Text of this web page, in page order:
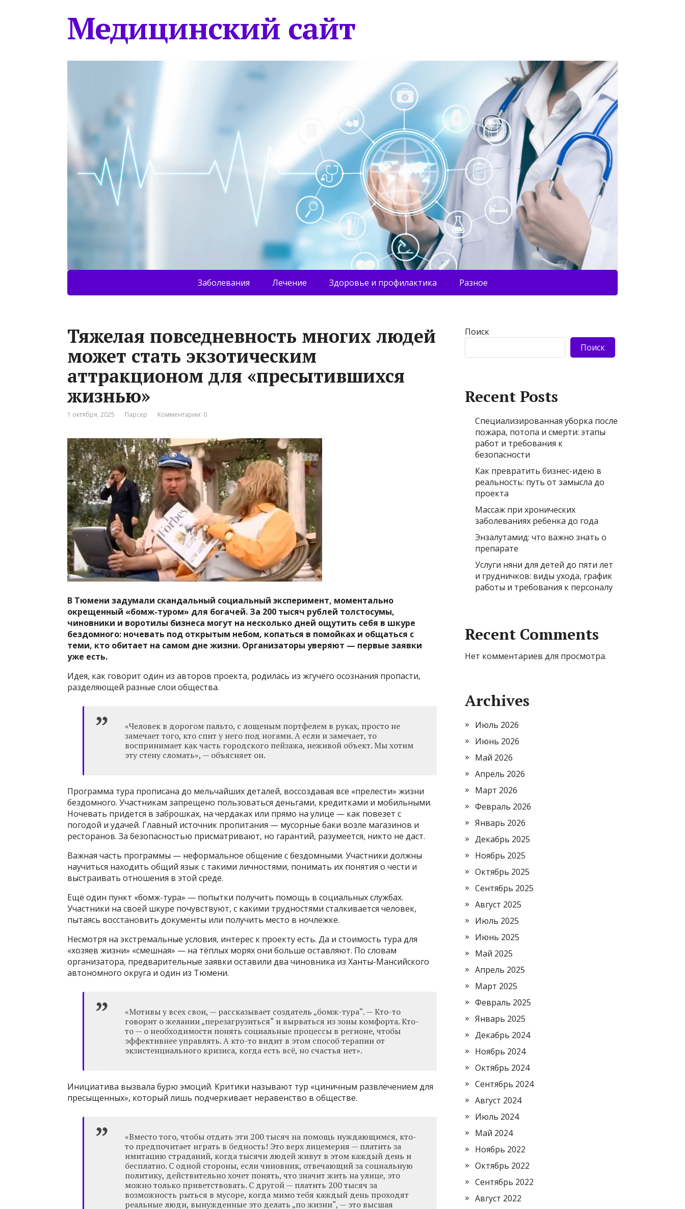
Медицинский сайт
Заболевания Лечение Здоровье и профилактика Разное
Тяжелая повседневность многих людей
может стать экзотическим
аттракционом для «пресытившихся
жизнью»
1 октября, 2025 Парсер Комментарии: 0
В Тюмени задумали скандальный социальный эксперимент, моментально
окрещенный «бомж-туром» для богачей. За 200 тысяч рублей толстосумы,
чиновники и воротилы бизнеса могут на несколько дней ощутить себя в шкуре
бездомного: ночевать под открытым небом, копаться в помойках и общаться с
теми, кто обитает на самом дне жизни. Организаторы уверяют — первые заявки
уже есть.
Идея, как говорит один из авторов проекта, родилась из жгучего осознания пропасти,
разделяющей разные слои общества.
«Человек в дорогом пальто, с лощеным портфелем в руках, просто не
замечает того, кто спит у него под ногами. А если и замечает, то
воспринимает как часть городского пейзажа, неживой объект. Мы хотим
эту стену сломать», — объясняет он.
Программа тура прописана до мельчайших деталей, воссоздавая все «прелести» жизни
бездомного. Участникам запрещено пользоваться деньгами, кредитками и мобильными.
Ночевать придется в заброшках, на чердаках или прямо на улице — как повезет с
погодой и удачей. Главный источник пропитания — мусорные баки возле магазинов и
ресторанов. За безопасностью присматривают, но гарантий, разумеется, никто не даст.
Важная часть программы — неформальное общение с бездомными. Участники должны
научиться находить общий язык с такими личностями, понимать их понятия о чести и
выстраивать отношения в этой среде.
Ещё один пункт «бомж-тура» — попытки получить помощь в социальных службах.
Участники на своей шкуре почувствуют, с какими трудностями сталкивается человек,
пытаясь восстановить документы или получить место в ночлежке.
Несмотря на экстремальные условия, интерес к проекту есть. Да и стоимость тура для
«хозяев жизни» «смешная» — на тёплых морях они больше оставляют. По словам
организатора, предварительные заявки оставили два чиновника из Ханты-Мансийского
автономного округа и один из Тюмени.
«Мотивы у всех свои, — рассказывает создатель „бомж-тура“. — Кто-то
говорит о желании „перезагрузиться“ и вырваться из зоны комфорта. Кто-
то — о необходимости понять социальные процессы в регионе, чтобы
эффективнее управлять. А кто-то видит в этом способ терапии от
экзистенциального кризиса, когда есть всё, но счастья нет».
Инициатива вызвала бурю эмоций. Критики называют тур «циничным развлечением для
пресыщенных», который лишь подчеркивает неравенство в обществе.
«Вместо того, чтобы отдать эти 200 тысяч на помощь нуждающимся, кто-
то предпочитает играть в бедность! Это верх лицемерия — платить за
имитацию страданий, когда тысячи людей живут в этом каждый день и
бесплатно. С одной стороны, если чиновник, отвечающий за социальную
политику, действительно хочет понять, что значит жить на улице, это
можно только приветствовать. С другой — платить 200 тысяч за
возможность рыться в мусоре, когда мимо тебя каждый день проходят
реальные люди, вынужденные это делать „по жизни“, — это высшая
Поиск
Поиск
Recent Posts
Специализированная уборка после
пожара, потопа и смерти: этапы
работ и требования к
безопасности
Как превратить бизнес-идею в
реальность: путь от замысла до
проекта
Массаж при хронических
заболеваниях ребенка до года
Энзалутамид: что важно знать о
препарате
Услуги няни для детей до пяти лет
и грудничков: виды ухода, график
работы и требования к персоналу
Recent Comments
Нет комментариев для просмотра.
Archives
Июль 2026
Июнь 2026
Май 2026
Апрель 2026
Март 2026
Февраль 2026
Январь 2026
Декабрь 2025
Ноябрь 2025
Октябрь 2025
Сентябрь 2025
Август 2025
Июль 2025
Июнь 2025
Май 2025
Апрель 2025
Март 2025
Февраль 2025
Январь 2025
Декабрь 2024
Ноябрь 2024
Октябрь 2024
Сентябрь 2024
Август 2024
Июль 2024
Май 2024
Ноябрь 2022
Октябрь 2022
Сентябрь 2022
Август 2022